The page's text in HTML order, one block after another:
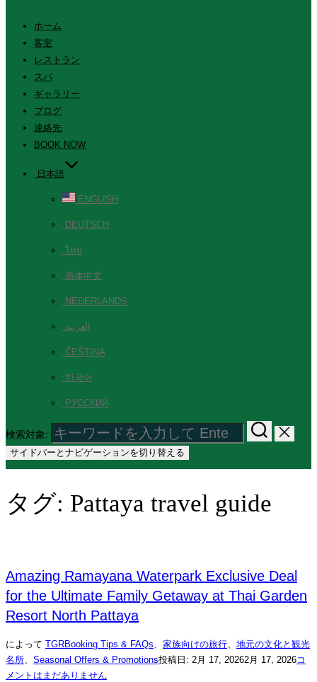
ホーム
客室
レストラン
スパ
ギャラリー
ブログ
連絡先
BOOK NOW
日本語
ENGLISH
DEUTSCH
ไทย
简体中文
NEDERLANDS
العربية
ČEŠTINA
한국어
РУССКИЙ
検索対象:
サイドバーとナビゲーションを切り替える
タグ: Pattaya travel guide
Amazing Ramayana Waterpark Exclusive Deal
for the Ultimate Family Getaway at Thai Garden
Resort North Pattaya
によって TGRBooking Tips & FAQs、 家族向けの旅行、 地元の文化と観光
名所、 Seasonal Offers & Promotions投稿日: 2月 17, 20262月 17, 2026コ
メントはまだありません